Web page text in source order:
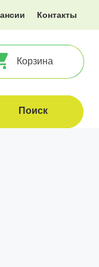
Контакты
Корзина